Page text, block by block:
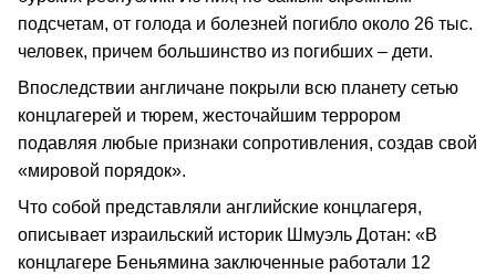
подсчетам, от голода и болезней погибло около 26 тыс.
человек, причем большинство из погибших – дети.
Впоследствии англичане покрыли всю планету сетью
концлагерей и тюрем, жесточайшим террором
подавляя любые признаки сопротивления, создав свой
«мировой порядок».
Что собой представляли английские концлагеря,
описывает израильский историк Шмуэль Дотан: «В
концлагере Беньямина заключенные работали 12